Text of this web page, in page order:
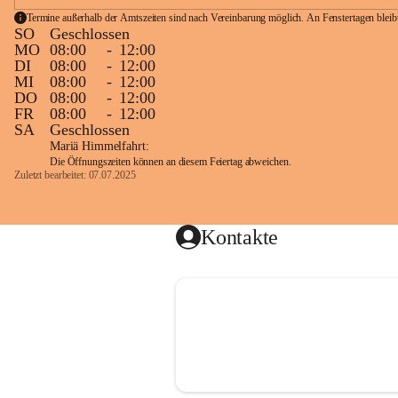
Termine außerhalb der Amtszeiten sind nach Vereinbarung möglich. An Fenstertagen
SO
Geschlossen
MO 08:00 - 12:00
DI
08:00 - 12:00
MI
08:00 - 12:00
DO
08:00 - 12:00
FR
08:00 - 12:00
SA
Geschlossen
Mariä Himmelfahrt:
Die Öffnungszeiten können an diesem Feiertag abweichen.
Zuletzt bearbeitet: 07.07.2025
Kontakte